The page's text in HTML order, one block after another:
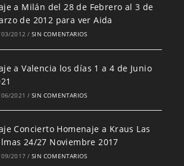
a Milán del 28 de Febrero al 3 de
de 2012 para ver Aida
2012 / SIN COMENTARIOS
a Valencia los días 1 a 4 de Junio
2021 / SIN COMENTARIOS
Concierto Homenaje a Kraus Las
24/27 Noviembre 2017
2017 / SIN COMENTARIOS